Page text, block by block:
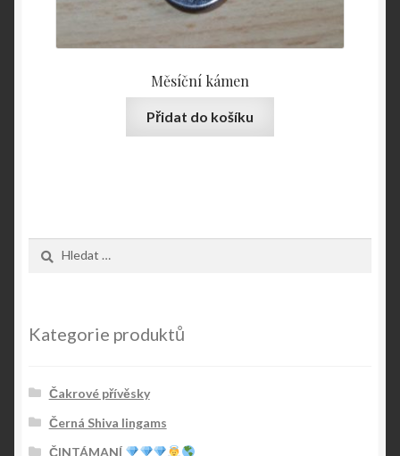
Měsíční kámen
Přidat do košíku
Kategorie produktů
Čakrové přívěsky
Černá Shiva lingams
ČINTÁMANÍ